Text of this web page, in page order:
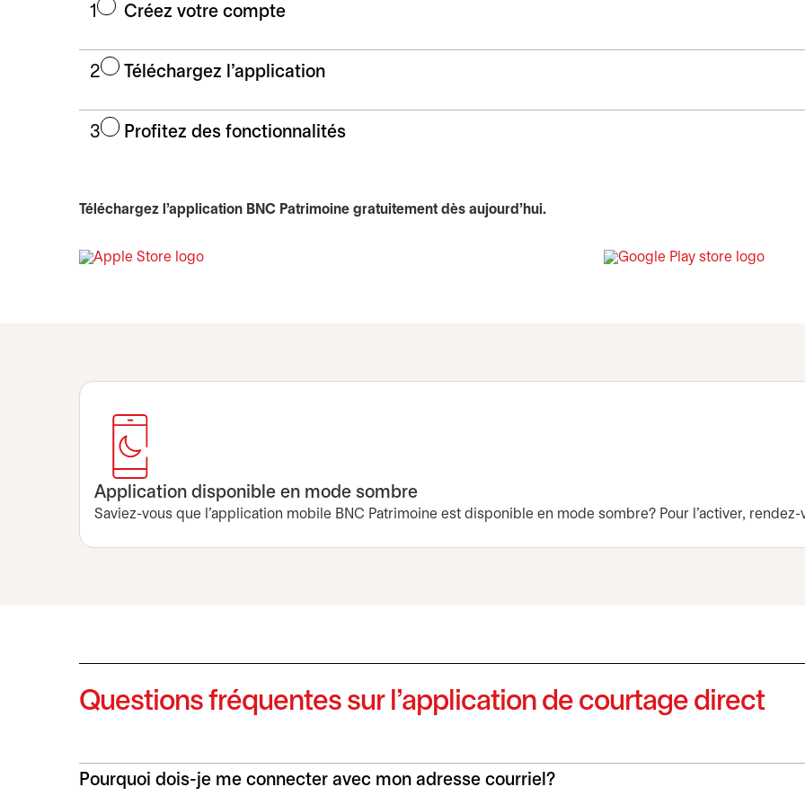
1 Créez votre compte
2 Téléchargez l'application
3 Profitez des fonctionnalités
Téléchargez l’application BNC Patrimoine gratuitement dès aujourd’hui.
Application disponible en mode sombre
Saviez-vous que l’application mobile BNC Patrimoine est disponible en mode sombre? Pour l’activer, rendez-
Questions fréquentes sur l’application de courtage direct
Pourquoi dois-je me connecter avec mon adresse courriel?